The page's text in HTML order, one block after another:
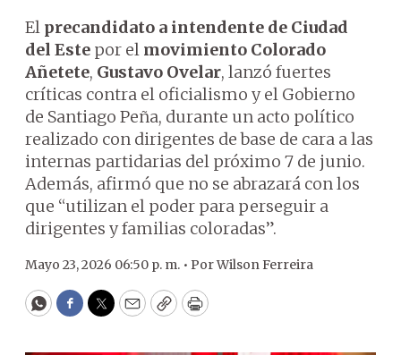
El precandidato a intendente de Ciudad
del Este por el movimiento Colorado
Añetete, Gustavo Ovelar, lanzó fuertes
críticas contra el oficialismo y el Gobierno
de Santiago Peña, durante un acto político
realizado con dirigentes de base de cara a las
internas partidarias del próximo 7 de junio.
Además, afirmó que no se abrazará con los
que “utilizan el poder para perseguir a
dirigentes y familias coloradas”.
Mayo 23, 2026 06:50 p. m. • PorWilson Ferreira
WhatsApp
Facebook
Twitter
EmailCopyPrint